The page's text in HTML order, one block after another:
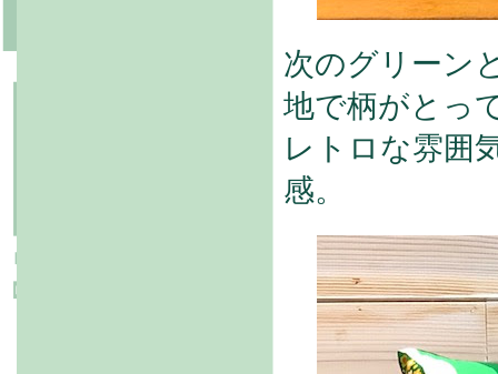
次のグリーン
地で柄がとっ
レトロな雰囲
感。